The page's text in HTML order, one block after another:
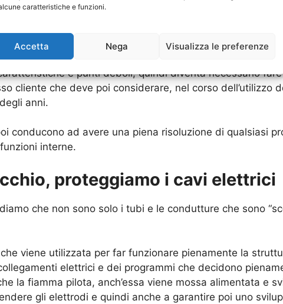
caratteristiche e funzioni.
Accetta Nega Visualizza le preferenze
modo adeguato questa struttura, ma è anche una
diversa da quella attuale e avendo anche delle
e punti deboli, quindi diventa necessario
cliente che deve poi considerare, nel corso dell’utilizzo
anni.
conducono ad avere una piena risoluzione di qualsiasi
interne.
proteggiamo i cavi elettrici
che non sono solo i tubi e le condutture che sono
viene utilizzata per far funzionare pienamente la
elettrici e dei programmi che decidono
la fiamma pilota, anch’essa viene mossa alimentata e
gli elettrodi e quindi anche a garantire poi uno